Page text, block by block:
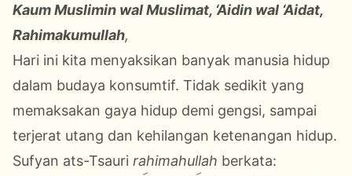
Kaum Muslimin wal Muslimat, ‘Aidin wal ‘Aidat,
Rahimakumullah,
Hari ini kita menyaksikan banyak manusia hidup
dalam budaya konsumtif. Tidak sedikit yang
memaksakan gaya hidup demi gengsi, sampai
terjerat utang dan kehilangan ketenangan hidup.
Sufyan ats-Tsauri rahimahullah berkata: